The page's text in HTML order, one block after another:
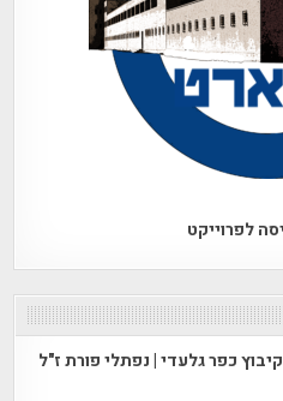
לפרוייקט
כפר גלעדי | נפתלי פורת ז"ל